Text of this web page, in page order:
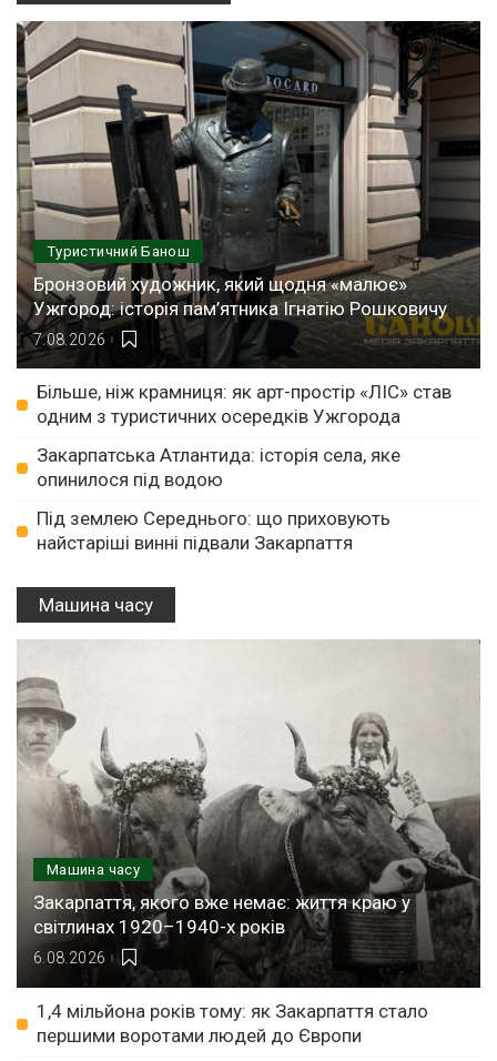
Туристичний Банош
Бронзовий художник, який щодня «малює»
Ужгород: історія пам’ятника Ігнатію Рошковичу
7.08.2026
Більше, ніж крамниця: як арт-простір «ЛІС» став
одним з туристичних осередків Ужгорода
Закарпатська Атлантида: історія села, яке
опинилося під водою
Під землею Середнього: що приховують
найстаріші винні підвали Закарпаття
Машина часу
Машина часу
Закарпаття, якого вже немає: життя краю у
світлинах 1920–1940-х років
6.08.2026
1,4 мільйона років тому: як Закарпаття стало
першими воротами людей до Європи